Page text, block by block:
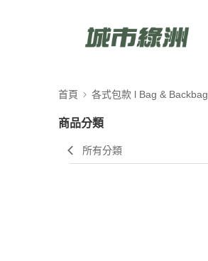
首頁 各式包款 l Bag & Backbag
商品分類
所有分類